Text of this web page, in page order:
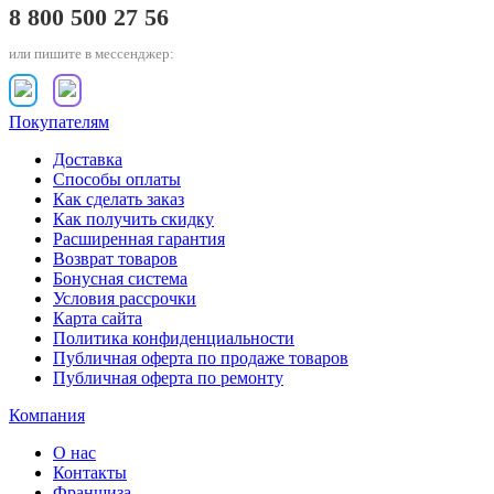
8 800 500 27 56
или пишите в мессенджер:
Покупателям
Доставка
Способы оплаты
Как сделать заказ
Как получить скидку
Расширенная гарантия
Возврат товаров
Бонусная система
Условия рассрочки
Карта сайта
Политика конфиденциальности
Публичная оферта по продаже товаров
Публичная оферта по ремонту
Компания
О нас
Контакты